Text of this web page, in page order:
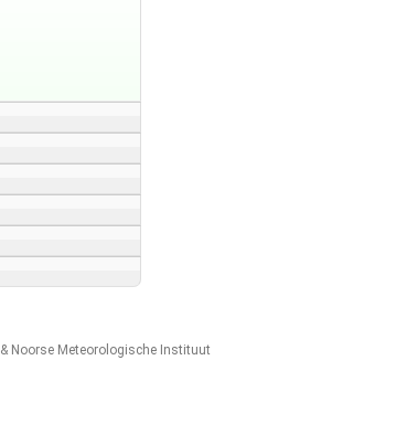
& Noorse Meteorologische Instituut